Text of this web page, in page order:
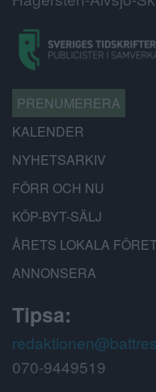
PRENUMERERA
KALENDER
NYHETSARKIV
FÖRR OCH NU
KÖP-BYT-SÄLJ
ÅRETS LOKALA
ANNONSERA
Tipsa:
070-9449519